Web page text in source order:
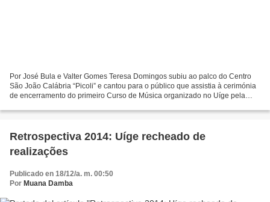
Por José Bula e Valter Gomes Teresa Domingos subiu ao palco do Centro
São João Calábria “Picoli” e cantou para o público que assistia à cerimónia
de encerramento do primeiro Curso de Música organizado no Uíge pela
Retrospectiva 2014: Uíge recheado de
realizações
Publicado en 18/12/a. m. 00:50
Por Muana Damba